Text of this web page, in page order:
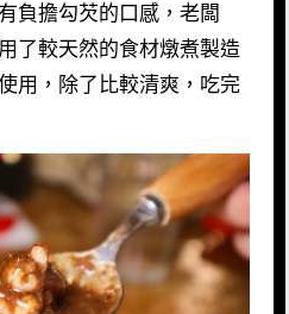
負擔勾芡的口感，老闆
了較天然的食材燉煮製造
用，除了比較清爽，吃完